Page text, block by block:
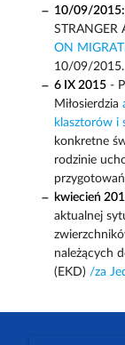
10/09/2015:
STRANGER
ON
10/09/2015.
6 IX 2015-
Miłosierdzia
klasztorów i
konkretne
rodzinie
kwiecień
aktualnej
należących
(EKD) /za